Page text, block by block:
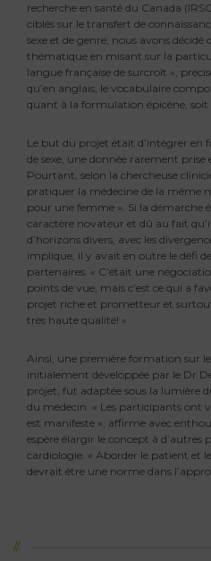
recherche en santé du Canada
ciblés sur le transfert de
sexe et de genre, nous avons
thématique en misant sur la
langue française de surcroît »,
qu’en anglais, le vocabulaire
quant à la formulation épicène,
Le but du projet était d’intégrer en
de sexe, une donnée rarement
Pourtant, selon la chercheuse
pratiquer la médecine de la même
pour une femme ». Si la démarche
caractère novateur et dû au fait
d’horizons divers, avec les
implique, il y avait en outre le défi
partenaires. « C’était une
points de vue, mais c’est ce qui a
projet riche et prometteur et
très haute qualité! »
Ainsi, une première formation sur le
initialement développée par le Dr
projet, fut adaptée sous la lumière
du médecin. « Les participants ont
est manifeste », affirme avec
espère élargir le concept à d’autres
cardiologie. « Aborder le patient et
devrait être une norme dans